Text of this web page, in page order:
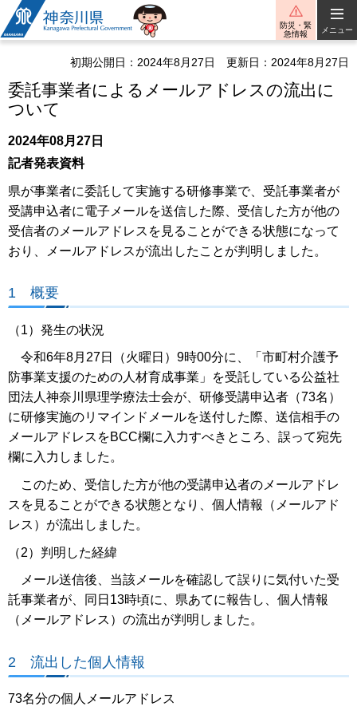
神奈川県
防災・緊
急情報
メニュー
初期公開日：2024年8月27日 更新日：2024年8月27日
委託事業者によるメールアドレスの流出に
ついて
2024年08月27日
記者発表資料
県が事業者に委託して実施する研修事業で、受託事業者が
受講申込者に電子メールを送信した際、受信した方が他の
受信者のメールアドレスを見ることができる状態になって
おり、メールアドレスが流出したことが判明しました。
1 概要
（1）発生の状況
令和6年8月27日（火曜日）9時00分に、「市町村介護予
防事業支援のための人材育成事業」を受託している公益社
団法人神奈川県理学療法士会が、研修受講申込者（73名）
に研修実施のリマインドメールを送付した際、送信相手の
メールアドレスをBCC欄に入力すべきところ、誤って宛先
欄に入力しました。
このため、受信した方が他の受講申込者のメールアドレ
スを見ることができる状態となり、個人情報（メールアド
レス）が流出しました。
（2）判明した経緯
メール送信後、当該メールを確認して誤りに気付いた受
託事業者が、同日13時頃に、県あてに報告し、個人情報
（メールアドレス）の流出が判明しました。
2 流出した個人情報
73名分の個人メールアドレス